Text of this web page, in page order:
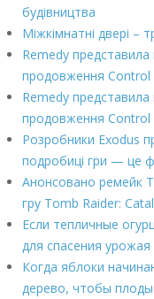
будівництва
Міжкімнатні двері –
Remedy
продовження Control
Remedy
продовження Control
Розробники Exodus
подробиці гри — це
Анонсовано ремейк
гру Tomb Raider:
Если тепличные
для спасения урожая
Когда яблоки
дерево, чтобы